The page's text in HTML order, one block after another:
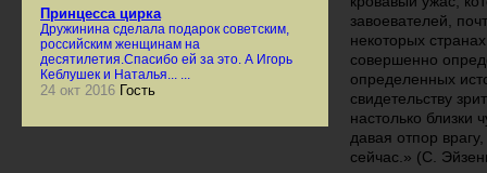
завоевателей,
некоторых
совершенно
определенных
свидетельству
настолько близки
давая отпор
сейчас.» (С.
Принцесса цирка
Дружинина сделала подарок советским,
российским женщинам на
десятилетия.Спасибо ей за это. А Игорь
Кеблушек и Наталья... ...
24 окт 2016 Гость